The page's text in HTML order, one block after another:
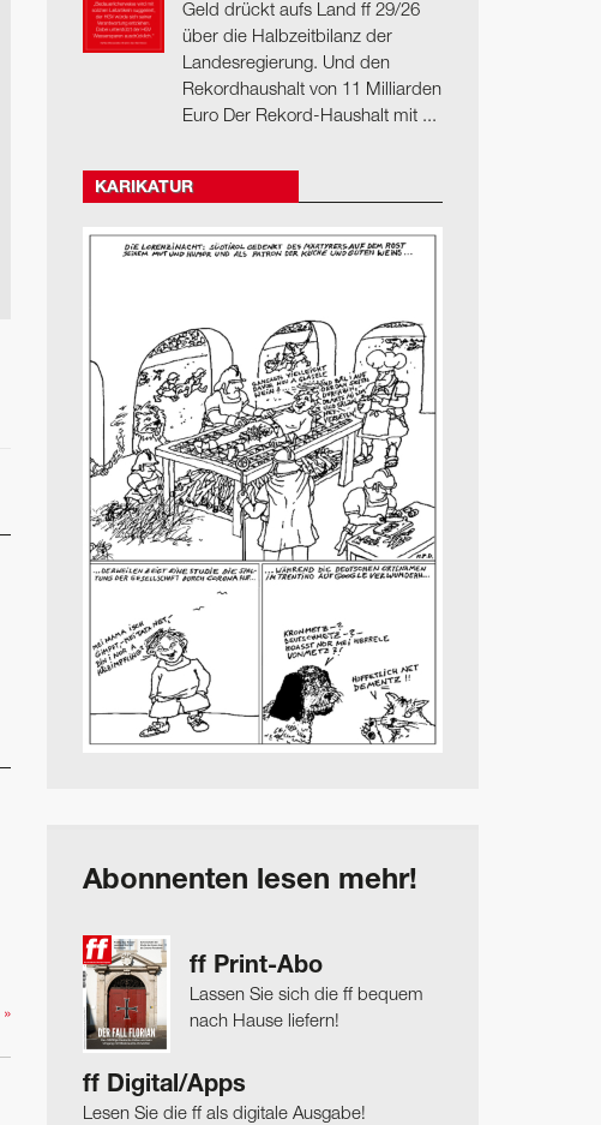
»
Geld drückt aufs Land ff 29/26
über die Halbzeitbilanz der
Landesregierung. Und den
Rekordhaushalt von 11 Milliarden
Euro Der Rekord-Haushalt mit ...
KARIKATUR
Abonnenten lesen mehr!
ff Print-Abo
Lassen Sie sich die ff bequem
nach Hause liefern!
ff Digital/Apps
Lesen Sie die ff als digitale Ausgabe!